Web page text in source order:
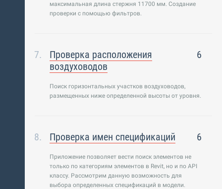
максимальная длина стержня 11700 мм. Создание
проверки с помощью фильтров.
Проверка расположения
воздуховодов
6
Поиск горизонтальных участков воздуховодов,
размещенных ниже определенной высоты от уровня.
Проверка имен спецификаций 6
Приложение позволяет вести поиск элементов не
только по категориям элементов в Revit, но и по API
классу. Рассмотрим данную возможность для
выбора определенных спецификаций в модели.